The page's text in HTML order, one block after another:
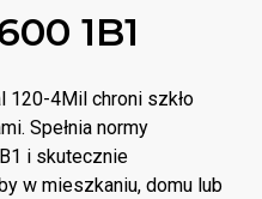
1B1
120-4Mil chroni szkło
Spełnia normy
i skutecznie
w mieszkaniu, domu lub